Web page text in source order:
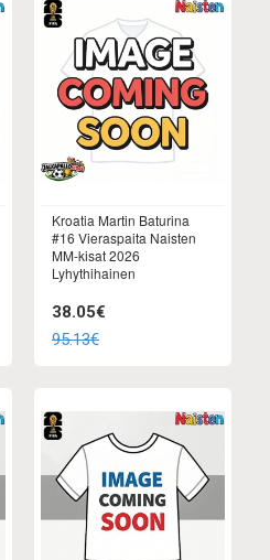
Kroatia Martin Baturina
#16 Vieraspaita Naisten
MM-kisat 2026
Lyhythihainen
38.05€
95.13€